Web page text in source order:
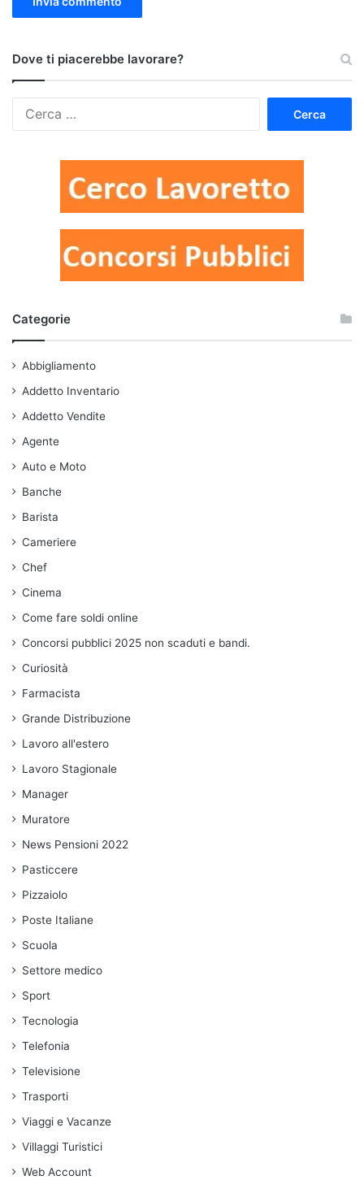
Dove ti piacerebbe lavorare?
Categorie
Abbigliamento
Addetto Inventario
Addetto Vendite
Agente
Auto e Moto
Banche
Barista
Cameriere
Chef
Cinema
Come fare soldi online
Concorsi pubblici 2025 non scaduti e bandi.
Curiosità
Farmacista
Grande Distribuzione
Lavoro all'estero
Lavoro Stagionale
Manager
Muratore
News Pensioni 2022
Pasticcere
Pizzaiolo
Poste Italiane
Scuola
Settore medico
Sport
Tecnologia
Telefonia
Televisione
Trasporti
Viaggi e Vacanze
Villaggi Turistici
Web Account